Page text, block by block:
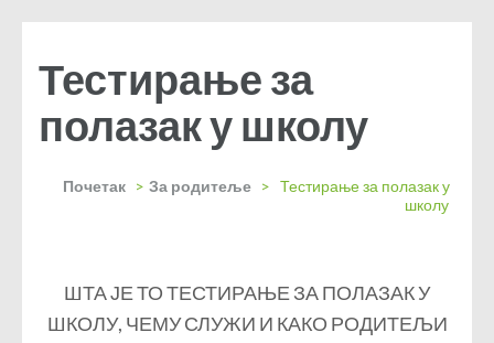
Тестирање за
полазак у школу
Почетак > За родитеље > Тестирање за полазак у
школу
ШТА ЈЕ ТО ТЕСТИРАЊЕ ЗА ПОЛАЗАК У
ШКОЛУ, ЧЕМУ СЛУЖИ И КАКО РОДИТЕЉИ